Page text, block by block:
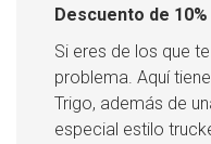
Descuento de
Si eres de los que
problema. Aquí
Trigo, además de
especial estilo